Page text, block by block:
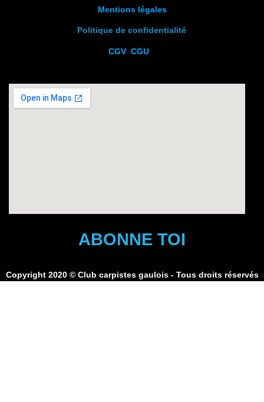
Mentions légales
Politique de confidentialité
CGV CGU
ABONNE TOI
Copyright 2020 © Club carpistes gaulois - Tous droits réservés